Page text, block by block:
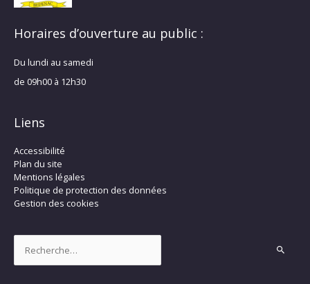
Horaires d’ouverture au public :
Du lundi au samedi
de 09h00 à 12h30
Liens
Accessibilité
Plan du site
Mentions légales
Politique de protection des données
Gestion des cookies